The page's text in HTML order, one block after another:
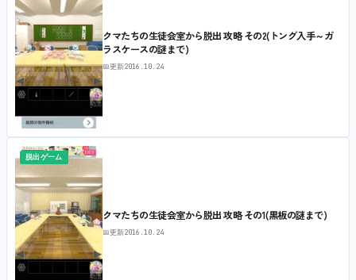
クマたちの生徒会室から脱出 攻略 その2(トング入手～ガ
ラスケースの謎まで)
📅更新2016.10.24
脱出ゲーム
クマたちの生徒会室から脱出 攻略 その1(黒板の謎まで)
📅更新2016.10.24